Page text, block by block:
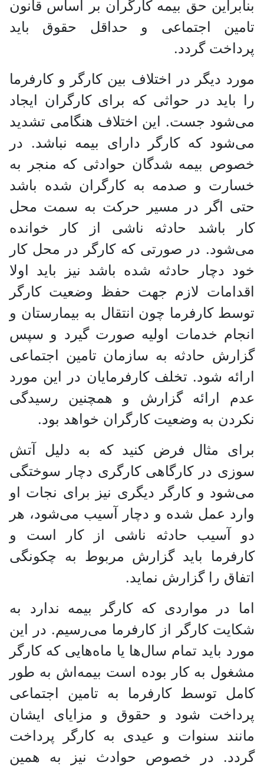
بنابراین حق بیمه کارگران بر اساس قانون
تامین اجتماعی و حداقل حقوق باید
پرداخت گردد.
مورد دیگر در اختلاف بین کارگر و کارفرما
را باید در حواثی که برای کارگران ایجاد
می‌شود جست. این اختلاف هنگامی تشدید
می‌شود که کارگر دارای بیمه نباشد. در
خصوص بیمه شدگان حوادثی که منجر به
خسارت و صدمه به کارگران شده باشد
حتی اگر در مسیر حرکت به سمت محل
کار باشد حادثه ناشی از کار خوانده
می‌شود. در صورتی که کارگر در محل کار
خود دچار حادثه شده باشد نیز باید اولا
اقدامات لازم جهت حفظ وضعیت کارگر
توسط کارفرما چون انتقال به بیمارستان و
انجام خدمات اولیه صورت گیرد و سپس
گزارش حادثه به سازمان تامین اجتماعی
ارائه شود. تخلف کارفرمایان در این مورد
عدم ارائه گزارش و همچنین رسیدگی
نکردن به وضعیت کارگران خواهد بود.
برای مثال فرض کنید که به دلیل آتش
سوزی در کارگاهی کارگری دچار سوختگی
می‌شود و کارگر دیگری نیز برای نجات او
وارد عمل شده و دچار آسیب می‌شود، هر
دو آسیب حادثه ناشی از کار است و
کارفرما باید گزارش مربوط به چکونگی
اتفاق را گزارش نماید.
اما در مواردی که کارگر بیمه ندارد به
شکایت کارگر از کارفرما می‌رسیم. در این
مورد باید تمام سال‌ها یا ماه‌هایی که کارگر
مشغول به کار بوده است بیمه‌اش به طور
کامل توسط کارفرما به تامین اجتماعی
پرداخت شود و حقوق و مزایای ایشان
مانند سنوات و عیدی به کارگر پرداخت
گردد. در خصوص حوادث نیز به همین